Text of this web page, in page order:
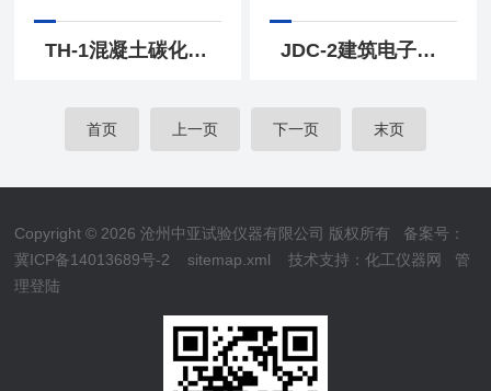
TH-1混凝土碳化深度测量仪 JDC-2建筑电子测温仪
首页 上一页 下一页 末页
Copyright © 2026 沧州中亚试验仪器有限公司 版权所有 备案号：
冀ICP备14013689号-2
sitemap.xml 技术支持：化工仪器网
管
理登陆